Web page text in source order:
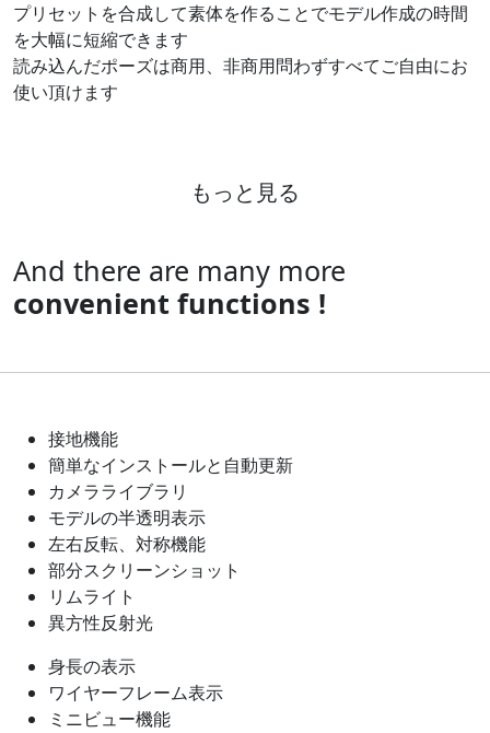
プリセットを合成して素体を作ることでモデル作成の時間
を大幅に短縮できます
読み込んだポーズは商用、非商用問わずすべてご自由にお
使い頂けます
もっと見る
And there are many more
convenient functions !
接地機能
簡単なインストールと自動更新
カメラライブラリ
モデルの半透明表示
左右反転、対称機能
部分スクリーンショット
リムライト
異方性反射光
身長の表示
ワイヤーフレーム表示
ミニビュー機能